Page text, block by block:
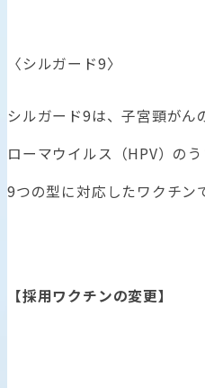
〈シルガード9〉
シルガード9は、子宮頸がん
ローマウイルス（HPV）の
9つの型に対応したワクチン
【採用ワクチンの変更】